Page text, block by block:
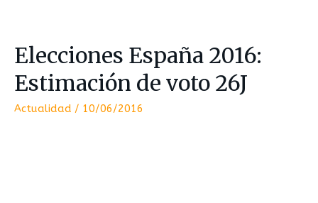
Elecciones España 2016:
Estimación de voto 26J
Actualidad / 10/06/2016